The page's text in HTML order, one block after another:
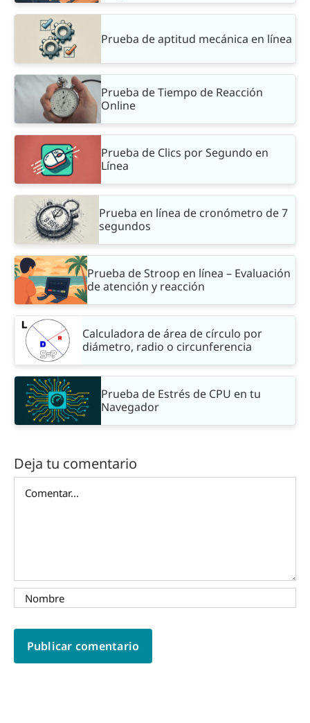
Prueba de aptitud mecánica en línea
Prueba de Tiempo de Reacción
Online
Prueba de Clics por Segundo en
Línea
Prueba en línea de cronómetro de 7
segundos
Prueba de Stroop en línea – Evaluación
de atención y reacción
Calculadora de área de círculo por
diámetro, radio o circunferencia
Prueba de Estrés de CPU en tu
Navegador
Deja tu comentario